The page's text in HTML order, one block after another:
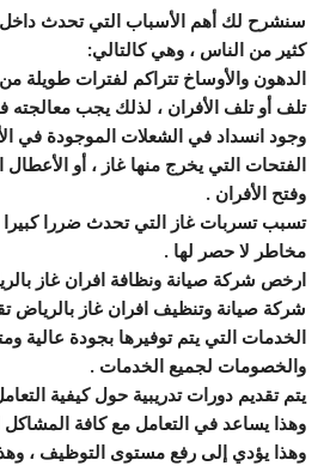
سنشرح لك أهم الأسباب التي تحدث داخل
كثير من الناس ، وهي كالتالي:
الدهون والأوساخ تتراكم لفترات طويلة
تلف أو تلف الأفران ، لذلك يجب
وجود انسداد في الشعلات الموجودة في
الفتحات التي يخرج منها غاز ، أو
وفتح الأفران .
تسبب تسربات غاز التي تحدث ضررا كبيرا
مخاطر لا حصر لها .
ارخص شركة صيانة ونظافة افران غاز
شركة صيانة وتنظيف افران غاز بالرياض
الخدمات التي يتم توفيرها بجودة عالية
والخصومات لجميع الخدمات .
يتم تقديم دورات تدريبية حول كيفية
وهذا يساعد في التعامل مع كافة المشاكل
وهذا يؤدي إلى رفع مستوى التوظيف ،